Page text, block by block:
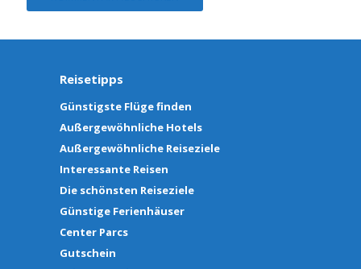
Reisetipps
Günstigste Flüge finden
Außergewöhnliche Hotels
Außergewöhnliche Reiseziele
Interessante Reisen
Die schönsten Reiseziele
Günstige Ferienhäuser
Center Parcs
Gutschein